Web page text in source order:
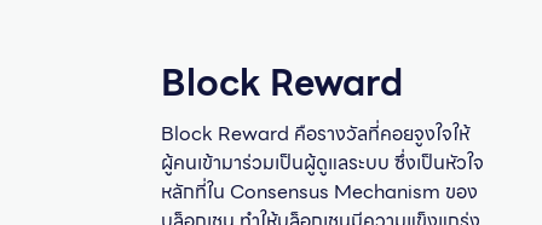
Block Reward
Block Reward คือรางวัลที่คอยจูงใจให้
ผู้คนเข้ามาร่วมเป็นผู้ดูแลระบบ ซึ่งเป็นหัวใจ
หลักที่ใน Consensus Mechanism ของ